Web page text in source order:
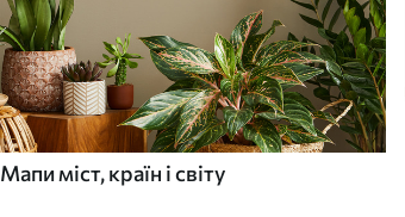
Мапи міст, країн і світу